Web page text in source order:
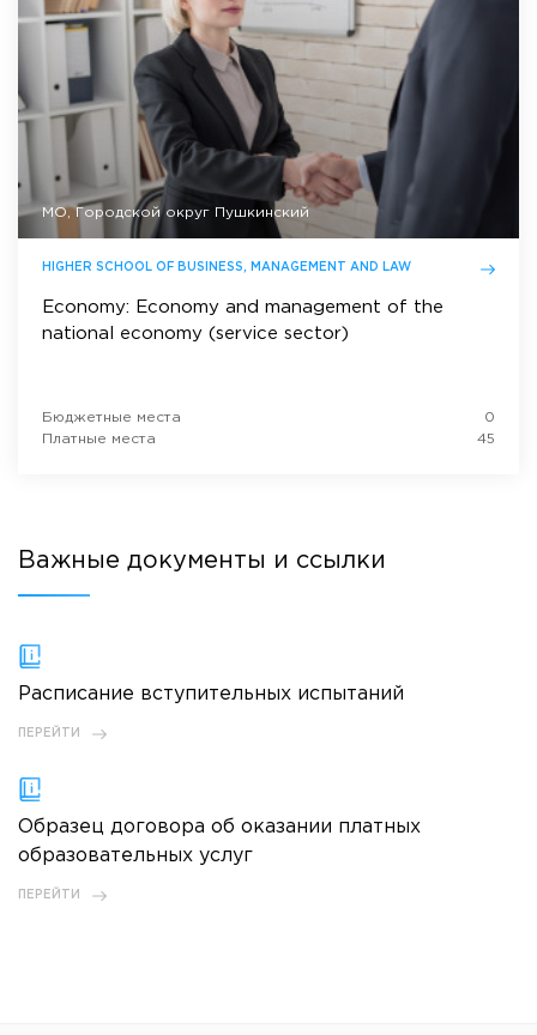
МО, Городской округ Пушкинский
HIGHER SCHOOL OF BUSINESS, MANAGEMENT AND LAW
Economy: Economy and management of the
national economy (service sector)
Бюджетные места
0
Платные места
45
Важные документы и ссылки
Расписание вступительных испытаний
ПЕРЕЙТИ
Образец договора об оказании платных
образовательных услуг
ПЕРЕЙТИ